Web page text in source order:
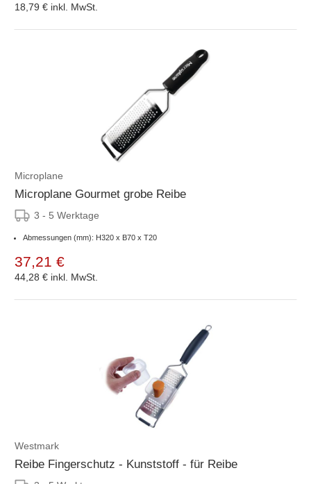
18,79 € inkl. MwSt.
Microplane
Microplane Gourmet grobe Reibe
3 - 5 Werktage
Abmessungen (mm): H320 x B70 x T20
37,21 €
44,28 € inkl. MwSt.
Westmark
Reibe Fingerschutz - Kunststoff - für Reibe